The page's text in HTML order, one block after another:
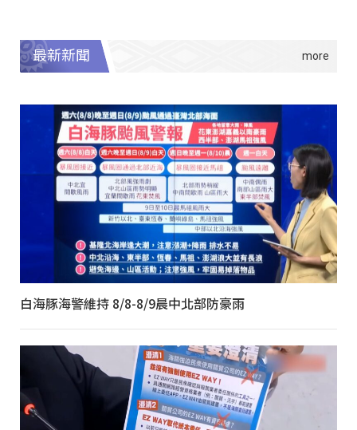
最新新聞
白海豚海警維持 8/8-8/9晨中北部防豪雨